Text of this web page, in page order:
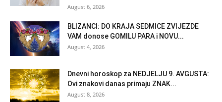
August 6, 2026
BLIZANCI: DO KRAJA SEDMICE ZVIJEZDE
VAM donose GOMILU PARA i NOVU...
August 4, 2026
Dnevni horoskop za NEDJELJU 9. AVGUSTA:
Ovi znakovi danas primaju ZNAK...
August 8, 2026